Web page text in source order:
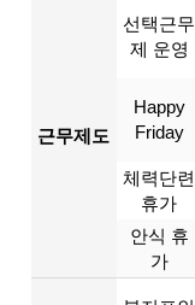
근무제도
선택근무
제 운영
Happy
Friday
체력단련
휴가
안식 휴
가